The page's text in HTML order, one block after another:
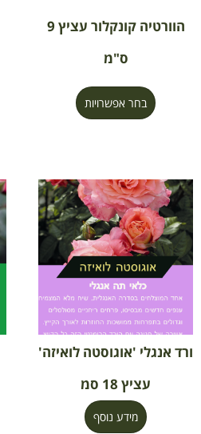
הוורטיה קונקלור עציץ 9
ס"מ
בחר אפשרויות
ורד אנגלי 'אוגוסטה לואיזה'
עציץ 18 סמ
מידע נוסף